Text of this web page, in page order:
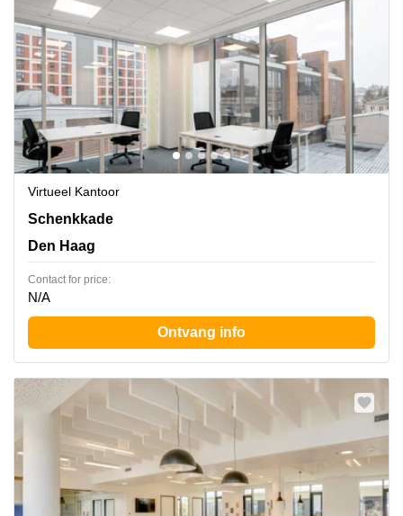
Virtueel Kantoor
Schenkkade 50, Den Haag
Schenkkade
Den Haag
Contact for price:
N/A
Ontvang info